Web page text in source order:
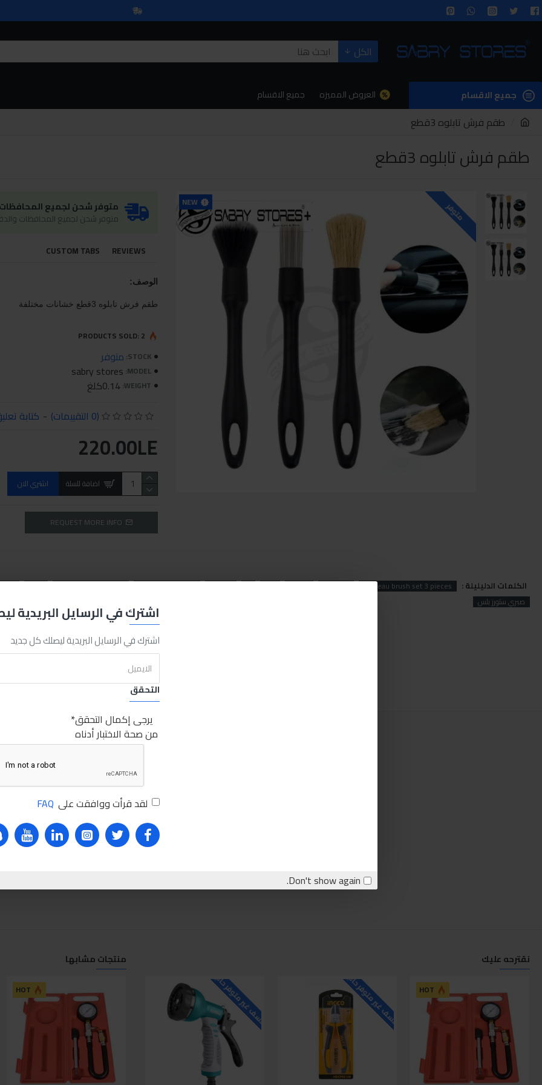
اشترك في الرسايل البريدية
اشترك في الرسايل البريدية ليصلك كل جديد
التحقق
يرجى إكمال التحقق
من صحة الاختبار أدناه
لقد قرأت ووافقت على FAQ
Don't show again.
الكل
جميع الاقسام العروض المميزه جميع الاقسام
طقم فرش تابلوه 3قطع
طقم فرش تابلوه 3قطع
NEW متوفر متوفر شحن لجميع المحافظات
متوفر شحن لجميع المحافظات
REVIEWS
CUSTOM TABS
الوصف:
طقم فرش تابلوه 3قطع خشانات مختلفة
STOCK: متوفر
MODEL:
sabry stores
WEIGHT: 0.14كلغ
PRODUCTS SOLD: 2
(0 التقييمات) - كتابة
220.00LE
اضافة للسلة اشتري الان
REQUEST MORE INFO
الكلمات الدليليلة : Tableau brush set 3 pieces
Tableau
brush
set
3
pieces
Sabry Stores Plus طقم فرش تابلوه 3قطع طقم فرش
صبري ستورز بلس
نقترحه عليك
HOT للاسف غير متوفر حاليا للاسف غير متوفر حاليا HOT للاسف غير متوفر حاليا
منتجات مشابها
HOT